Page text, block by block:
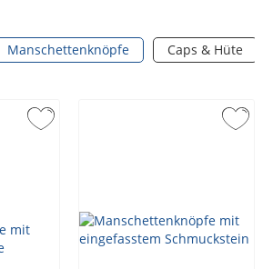
Manschettenknöpfe Caps & Hüte